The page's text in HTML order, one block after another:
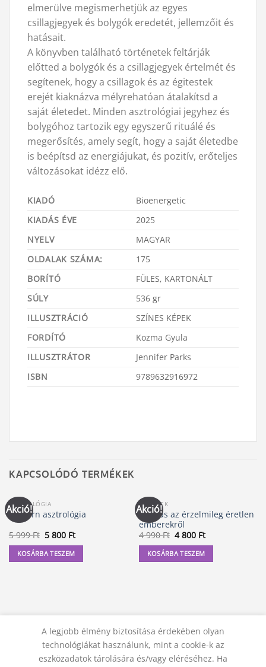
elmerülve megismerhetjük az egyes
csillagjegyek és bolygók eredetét, jellemzőit és
hatásait.
A könyvben található történetek feltárják
előtted a bolygók és a csillagjegyek értelmét és
segítenek, hogy a csillagok és az égitestek
erejét kiaknázva mélyrehatóan átalakítsd a
saját életedet. Minden asztrológiai jegyhez és
bolygóhoz tartozik egy egyszerű rituálé és
megerősítés, amely segít, hogy a saját életedbe
is beépítsd az energiájukat, és pozitív, erőteljes
változásokat idézz elő.
KIADÓ
Bioenergetic
KIADÁS ÉVE
2025
NYELV
MAGYAR
OLDALAK SZÁMA:
175
BORÍTÓ
FÜLES, KARTONÁLT
SÚLY
536 gr
ILLUSZTRÁCIÓ
SZÍNES KÉPEK
FORDÍTÓ
Kozma Gyula
ILLUSZTRÁTOR
Jennifer Parks
ISBN
9789632916972
KAPCSOLÓDÓ TERMÉKEK
Akció!
ASZTROLÓGIA
Modern asztrológia
5 999Ft Original
price
was:
5
999 Ft.
5 800 FtCurrent
price
is:
5
800 Ft.
KOSÁRBA TESZEM
Akció!
KÖNYVEK
Leválás az érzelmileg éretlen
emberekről
4 990Ft Original
price
was:
4
990 Ft.
4 800 FtCurrent
price
is:
4
800 Ft.
KOSÁRBA TESZEM
A legjobb élmény biztosítása érdekében olyan
technológiákat használunk, mint a cookie-k az
eszközadatok tárolására és/vagy eléréséhez. Ha